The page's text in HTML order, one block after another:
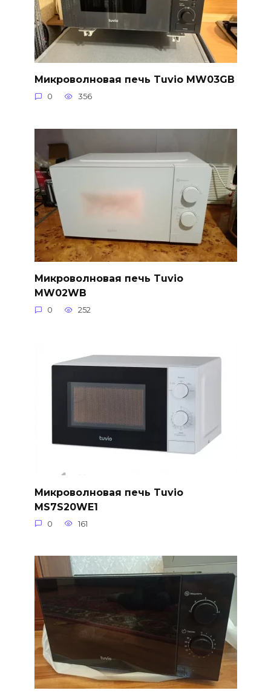
Микроволновая печь Tuvio MW03GB
0 356
Микроволновая печь Tuvio
MW02WB
0 252
Микроволновая печь Tuvio
MS7S20WE1
0 161